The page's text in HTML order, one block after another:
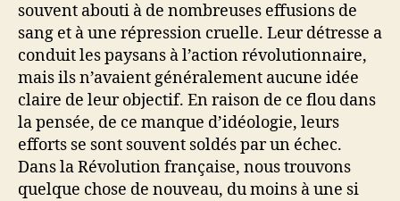
souvent abouti à de nombreuses effusions de
sang et à une répression cruelle. Leur détresse a
conduit les paysans à l’action révolutionnaire,
mais ils n’avaient généralement aucune idée
claire de leur objectif. En raison de ce flou dans
la pensée, de ce manque d’idéologie, leurs
efforts se sont souvent soldés par un échec.
Dans la Révolution française, nous trouvons
quelque chose de nouveau, du moins à une si